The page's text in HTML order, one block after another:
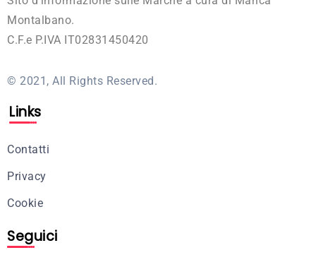
Montalbano.
C.F.e P.IVA IT02831450420
© 2021, All Rights Reserved.
Links
Contatti
Privacy
Cookie
Seguici